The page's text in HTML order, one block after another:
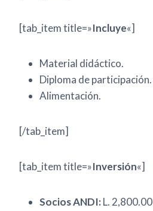
[tab_item title=»Incluye«]
Material didáctico.
Diploma de participación.
Alimentación.
[/tab_item]
[tab_item title=»Inversión«]
Socios ANDI: L. 2,800.00